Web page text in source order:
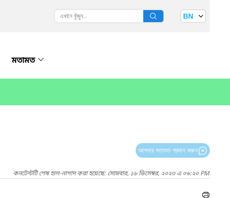
BN
মতামত
আপনার মতামত প্রদান করুন
কনটেন্টটি শেষ হাল-নাগাদ করা হয়েছে: সোমবার, ১৮ ডিসেম্বর, ২০২৩ এ ০৬:২০ PM